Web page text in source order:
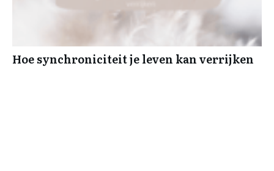
Hoe synchroniciteit je leven kan verrijken